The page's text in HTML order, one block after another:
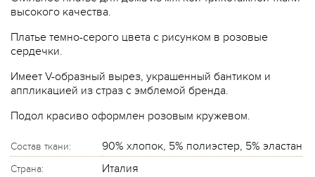
высокого качества.
Платье темно-серого цвета с рисунком в розовые
сердечки.
Имеет V-образный вырез, украшенный бантиком и
аппликацией из страз с эмблемой бренда.
Подол красиво оформлен розовым кружевом.
Состав ткани: 90% хлопок, 5% полиэстер, 5% эластан
Страна: Италия